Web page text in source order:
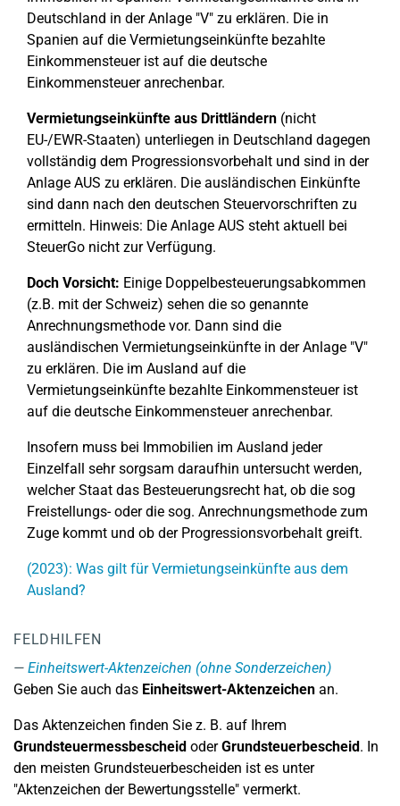
Deutschland in der Anlage "V" zu erklären. Die in
Spanien auf die Vermietungseinkünfte bezahlte
Einkommensteuer ist auf die deutsche
Einkommensteuer anrechenbar.
Vermietungseinkünfte aus Drittländern (nicht
EU-/EWR-Staaten) unterliegen in Deutschland dagegen
vollständig dem Progressionsvorbehalt und sind in der
Anlage AUS zu erklären. Die ausländischen Einkünfte
sind dann nach den deutschen Steuervorschriften zu
ermitteln. Hinweis: Die Anlage AUS steht aktuell bei
SteuerGo nicht zur Verfügung.
Doch Vorsicht: Einige Doppelbesteuerungsabkommen
(z.B. mit der Schweiz) sehen die so genannte
Anrechnungsmethode vor. Dann sind die
ausländischen Vermietungseinkünfte in der Anlage "V"
zu erklären. Die im Ausland auf die
Vermietungseinkünfte bezahlte Einkommensteuer ist
auf die deutsche Einkommensteuer anrechenbar.
Insofern muss bei Immobilien im Ausland jeder
Einzelfall sehr sorgsam daraufhin untersucht werden,
welcher Staat das Besteuerungsrecht hat, ob die sog
Freistellungs- oder die sog. Anrechnungsmethode zum
Zuge kommt und ob der Progressionsvorbehalt greift.
(2023): Was gilt für Vermietungseinkünfte aus dem
Ausland?
FELDHILFEN
Einheitswert-Aktenzeichen (ohne Sonderzeichen)
Geben Sie auch das Einheitswert-Aktenzeichen an.
Das Aktenzeichen finden Sie z. B. auf Ihrem
Grundsteuermessbescheid oderGrundsteuerbescheid. In
den meisten Grundsteuerbescheiden ist es unter
"Aktenzeichen der Bewertungsstelle" vermerkt.